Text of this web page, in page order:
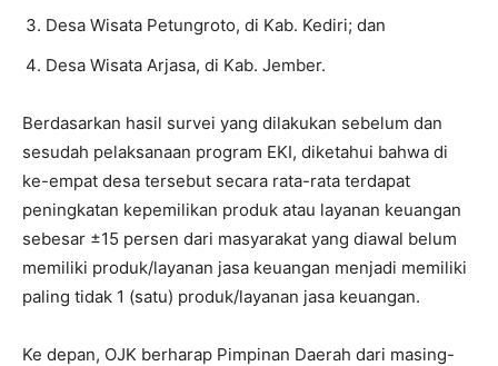
Desa Wisata Petungroto, di Kab. Kediri; dan
Desa Wisata Arjasa, di Kab. Jember.
Berdasarkan hasil survei yang dilakukan sebelum dan
sesudah pelaksanaan program EKI, diketahui bahwa di
ke-empat desa tersebut secara rata-rata terdapat
peningkatan kepemilikan produk atau layanan keuangan
sebesar ±15 persen dari masyarakat yang diawal belum
memiliki produk/layanan jasa keuangan menjadi memiliki
paling tidak 1 (satu) produk/layanan jasa keuangan.
Ke depan, OJK berharap Pimpinan Daerah dari masing-